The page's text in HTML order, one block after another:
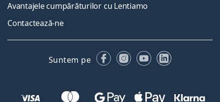
Avantajele cumpărăturilor cu Lentiamo
Contactează-ne
Suntem pe FacebookInstagram
YouTubeLinkedIn